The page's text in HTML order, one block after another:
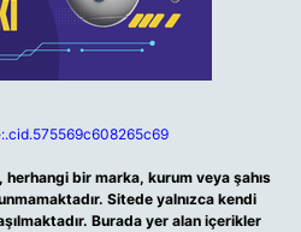
bir marka, kurum veya şahıs
Sitede yalnızca kendi
Burada yer alan içerikler